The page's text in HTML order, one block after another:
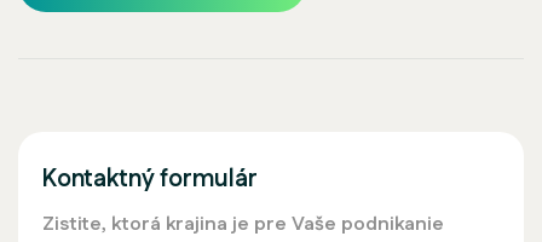
Kontaktný formulár
Zistite, ktorá krajina je pre Vaše podnikanie